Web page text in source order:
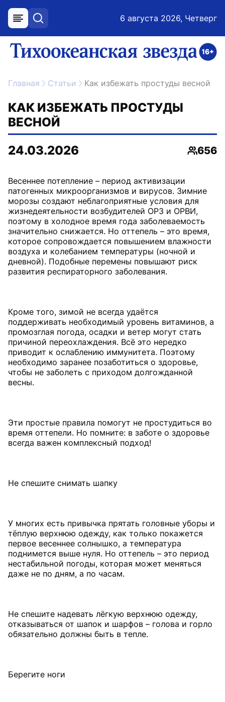
меню поиск 6 августа 2026, Четверг
ссылка на главную
Главная Статьи Как избежать простуды весной
КАК ИЗБЕЖАТЬ ПРОСТУДЫ
ВЕСНОЙ
24.03.2026
656
Весеннее потепление – период активизации
патогенных микроорганизмов и вирусов. Зимние
морозы создают неблагоприятные условия для
жизнедеятельности возбудителей ОРЗ и ОРВИ,
поэтому в холодное время года заболеваемость
значительно снижается. Но оттепель – это время,
которое сопровождается повышением влажности
воздуха и колебанием температуры (ночной и
дневной). Подобные перемены повышают риск
развития респираторного заболевания.
Кроме того, зимой не всегда удаётся
поддерживать необходимый уровень витаминов, а
промозглая погода, осадки и ветер могут стать
причиной переохлаждения. Всё это нередко
приводит к ослаблению иммунитета. Поэтому
необходимо заранее позаботиться о здоровье,
чтобы не заболеть с приходом долгожданной
весны.
Эти простые правила помогут не простудиться во
время оттепели. Но помните: в заботе о здоровье
всегда важен комплексный подход!
Не спешите снимать шапку
У многих есть привычка прятать головные уборы и
тёплую верхнюю одежду, как только покажется
первое весеннее солнышко, а температура
поднимется выше нуля. Но оттепель – это период
нестабильной погоды, которая может меняться
даже не по дням, а по часам.
Не спешите надевать лёгкую верхнюю одежду,
отказываться от шапок и шарфов – голова и горло
обязательно должны быть в тепле.
Берегите ноги